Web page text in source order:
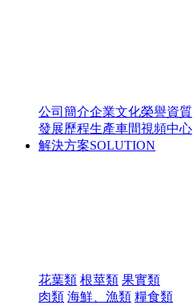
公司簡介企業文化榮譽資質
發展歷程生產車間視頻中心
解決方案SOLUTION
花葉類 根莖類 果實類
肉類 海鮮、漁類 糧食類